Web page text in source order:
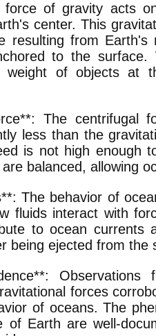
of gravity acts
center. This
resulting from Earth's
to the
weight of objects at
The centrifugal
less than the
is not high enough
balanced, allowing
The behavior of
fluids interact with
to ocean currents
being ejected from the
forces
of oceans. The
of Earth are well-